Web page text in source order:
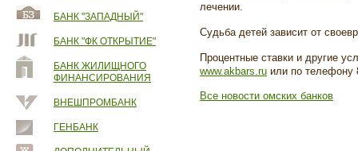
БАНК "ЗАПАДНЫЙ"
БАНК "ФК ОТКРЫТИЕ"
БАНК ЖИЛИЩНОГО
ФИНАНСИРОВАНИЯ
ВНЕШПРОМБАНК
ГЕНБАНК
лечении.
Судьба детей зависит от
Процентные ставки и другие
www.akbars.ru или по телефону
Все новости омских банков